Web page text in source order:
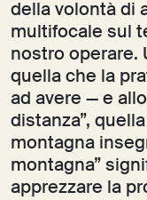
della volontà di
multifocale sul
nostro operare.
quella che la
ad avere — e
distanza”,
montagna
montagna”
apprezzare la